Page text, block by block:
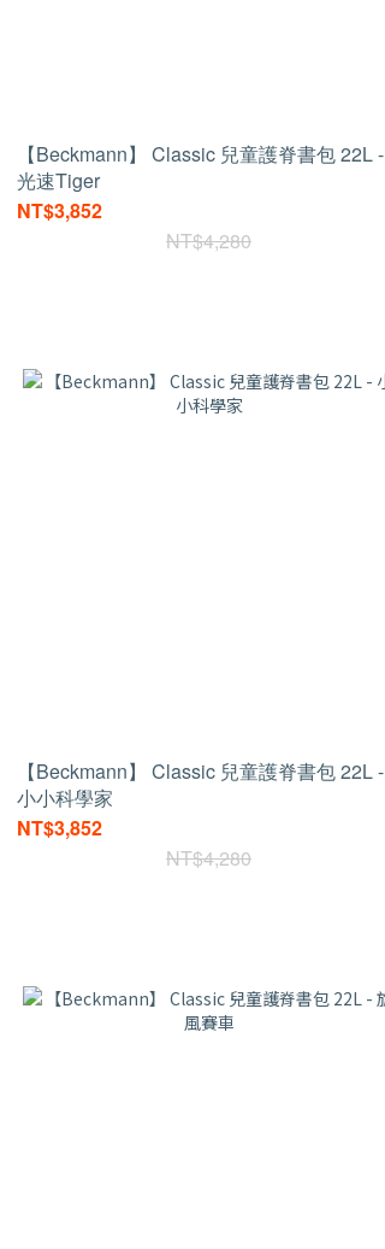
【Beckmann】 Classic 兒童護脊書包 22L -
光速Tiger
NT$3,852
NT$4,280
【Beckmann】 Classic 兒童護脊書包 22L -
小小科學家
NT$3,852
NT$4,280